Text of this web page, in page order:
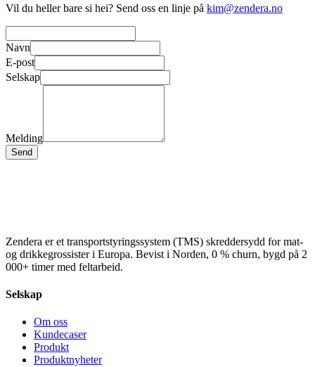
Vil du heller bare si hei? Send oss en linje på kim@zendera.no
Navn
E-post
Selskap
Melding
Send
Zendera er et transportstyringssystem (TMS) skreddersydd for mat-
og drikkegrossister i Europa. Bevist i Norden, 0 % churn, bygd på 2
000+ timer med feltarbeid.
Selskap
Om oss
Kundecaser
Produkt
Produktnyheter